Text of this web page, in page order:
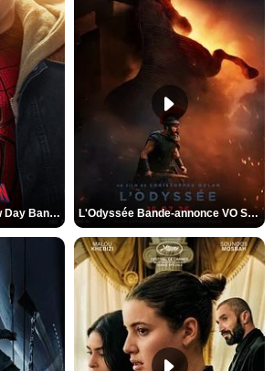
Spider-Man: Brand New Day Bande-annonce VO STFR L'Odyssée Bande-annonce VO STFR